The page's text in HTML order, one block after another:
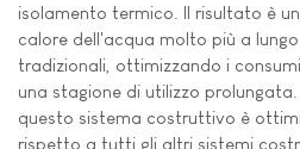
isolamento termico. Il risultato è
calore dell'acqua molto più a
tradizionali, ottimizzando i
una stagione di utilizzo
questo sistema costruttivo è
rispetto a tutti gli altri sistemi